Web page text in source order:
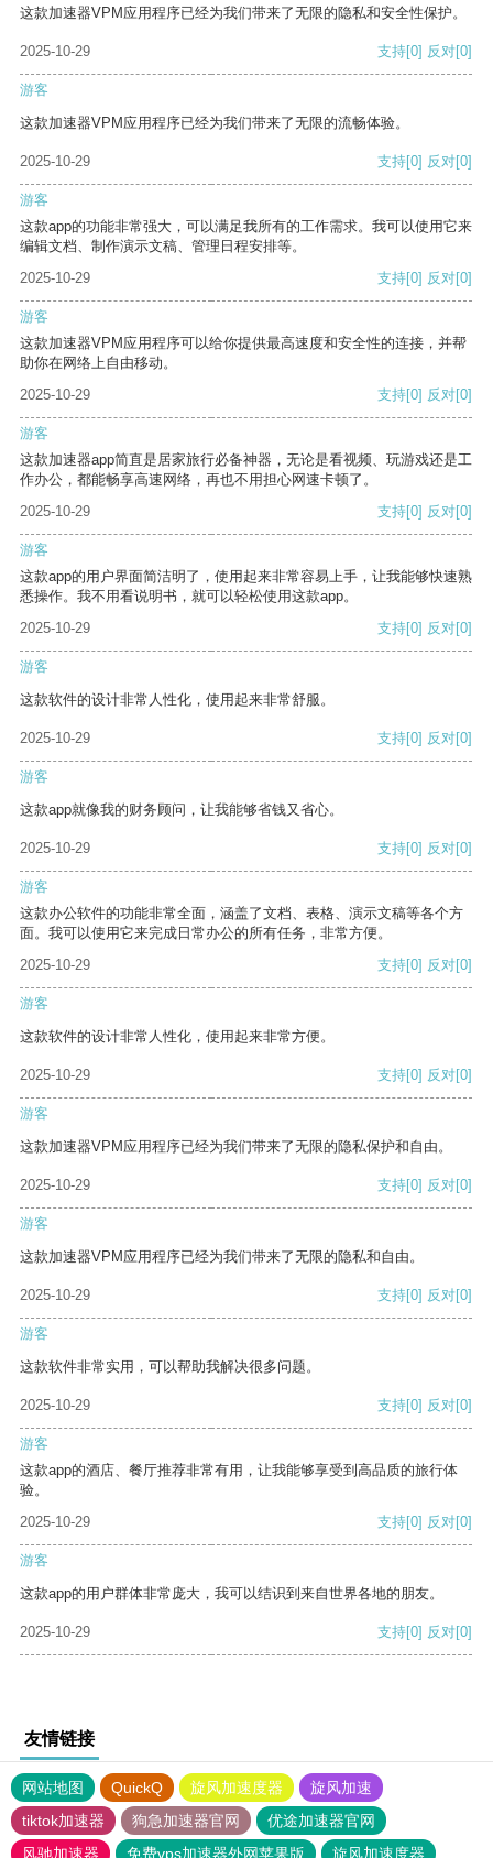
这款加速器VPM应用程序已经为我们带来了无限的隐私和安全性保护。
2025-10-29 支持[0] 反对[0]
游客
这款加速器VPM应用程序已经为我们带来了无限的流畅体验。
2025-10-29 支持[0] 反对[0]
游客
这款app的功能非常强大，可以满足我所有的工作需求。我可以使用它来
编辑文档、制作演示文稿、管理日程安排等。
2025-10-29
支持[0] 反对[0]
游客
这款加速器VPM应用程序可以给你提供最高速度和安全性的连接，并帮
助你在网络上自由移动。
2025-10-29
支持[0] 反对[0]
游客
这款加速器app简直是居家旅行必备神器，无论是看视频、玩游戏还是工
作办公，都能畅享高速网络，再也不用担心网速卡顿了。
2025-10-29
支持[0] 反对[0]
游客
这款app的用户界面简洁明了，使用起来非常容易上手，让我能够快速熟
悉操作。我不用看说明书，就可以轻松使用这款app。
2025-10-29
支持[0] 反对[0]
游客
这款软件的设计非常人性化，使用起来非常舒服。
2025-10-29 支持[0] 反对[0]
游客
这款app就像我的财务顾问，让我能够省钱又省心。
2025-10-29 支持[0] 反对[0]
游客
这款办公软件的功能非常全面，涵盖了文档、表格、演示文稿等各个方
面。我可以使用它来完成日常办公的所有任务，非常方便。
2025-10-29
支持[0] 反对[0]
游客
这款软件的设计非常人性化，使用起来非常方便。
2025-10-29 支持[0] 反对[0]
游客
这款加速器VPM应用程序已经为我们带来了无限的隐私保护和自由。
2025-10-29 支持[0] 反对[0]
游客
这款加速器VPM应用程序已经为我们带来了无限的隐私和自由。
2025-10-29 支持[0] 反对[0]
游客
这款软件非常实用，可以帮助我解决很多问题。
2025-10-29 支持[0] 反对[0]
游客
这款app的酒店、餐厅推荐非常有用，让我能够享受到高品质的旅行体
验。
2025-10-29
支持[0] 反对[0]
游客
这款app的用户群体非常庞大，我可以结识到来自世界各地的朋友。
2025-10-29 支持[0] 反对[0]
友情链接
网站地图 QuickQ 旋风加速度器
旋风加速
tiktok加速器
狗急加速器官网
优途加速器官网
风驰加速器
免费vps加速器外网苹果版 旋风加速度器